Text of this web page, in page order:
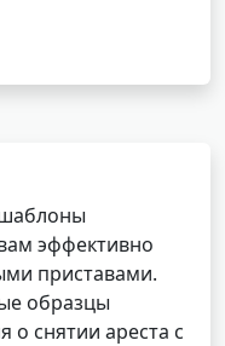
эффективно
приставами.
образцы
о снятии ареста с